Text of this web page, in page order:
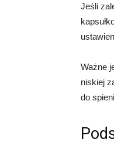
Jeśli
Ważne
niskiej
do